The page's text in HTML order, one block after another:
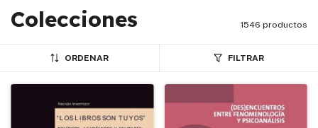
Colecciones 1546 productos
ORDENAR FILTRAR